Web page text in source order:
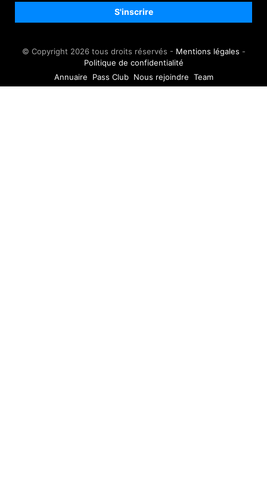
© Copyright 2026 tous droits réservés - Mentions légales -
Politique de confidentialité
Annuaire
Pass Club Nous rejoindre Team